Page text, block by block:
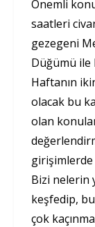
Önemli
saatleri
gezegeni
Düğümü
Haftanın
olacak bu
olan
girişimlerde
Bizi nelerin
keşfedip,
çok